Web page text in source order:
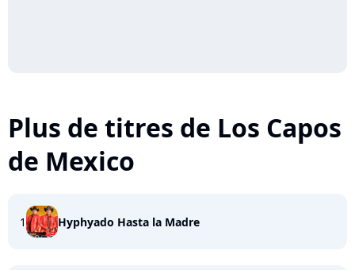
Plus de titres de Los Capos
de Mexico
1 Hyphyado Hasta la Madre